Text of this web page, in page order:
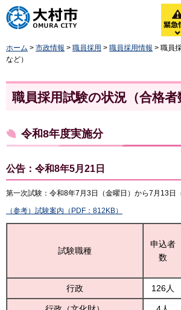
大村市
ホーム > 市政情報 > 職員採用 > 職員採用情報 > 職員
など）
職員採用試験の状況（合格者
令和8年度実施分
公告：令和8年5月21日
第一次試験：令和8年7月3日（金曜日）から7月13日
（参考）試験案内（PDF：812KB）
試験職種
申込者
数
行政 126人